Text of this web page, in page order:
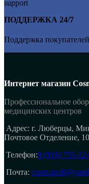
ПОДДЕРЖКА 24/7
Поддержка покупателей
Интернет магазин
Профессиональное
медицинских центров
Адрес: г. Люберцы,
Почтовое Отделение,
Телефон:8 (916) 755-
Почта: